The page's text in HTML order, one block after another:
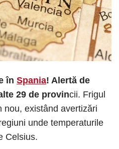
în Spania! Alertă de
29 de provincii. Frigul
nou, existând avertizări
unde temperaturile
Celsius.